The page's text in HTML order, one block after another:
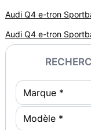
Audi Q4 e-tron
Audi Q4 e-tron